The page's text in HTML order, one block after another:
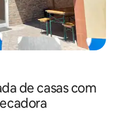
de casas com